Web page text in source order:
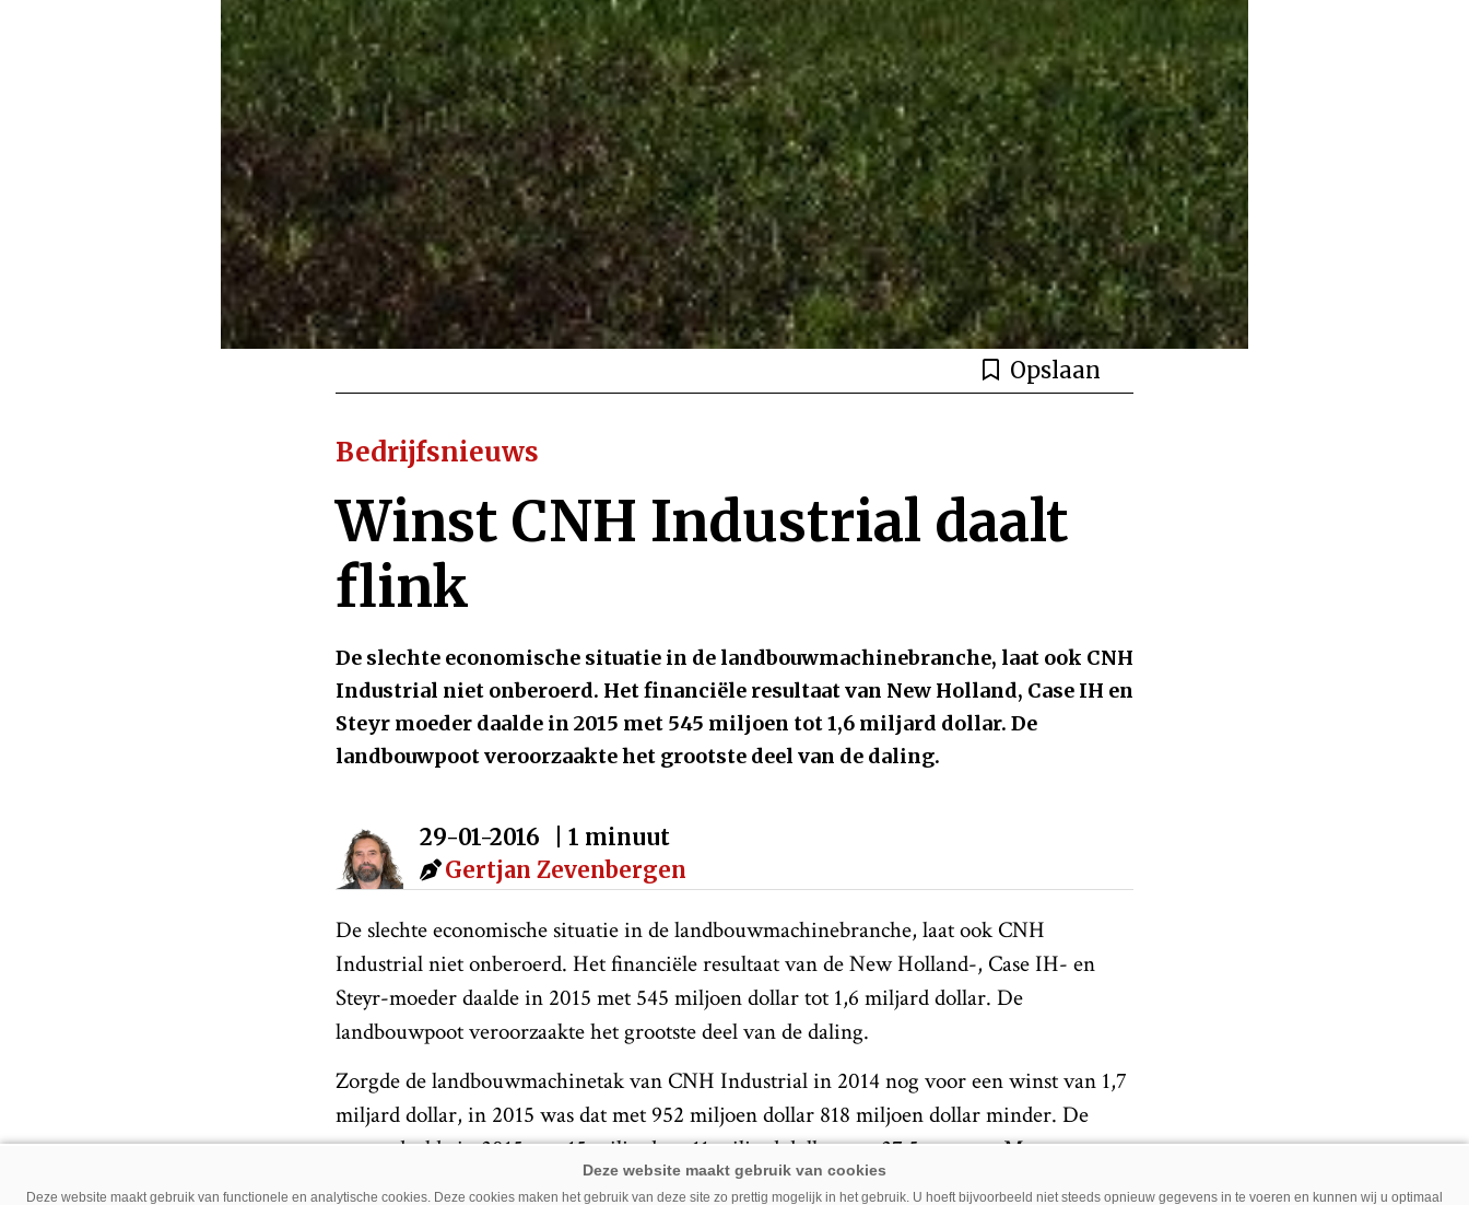
Opslaan
Bedrijfsnieuws
Winst CNH Industrial daalt
flink
De slechte economische situatie in de landbouwmachinebranche, laat ook CNH
Industrial niet onberoerd. Het financiële resultaat van New Holland, Case IH en
Steyr moeder daalde in 2015 met 545 miljoen tot 1,6 miljard dollar. De
landbouwpoot veroorzaakte het grootste deel van de daling.
29-01-2016
| 1 minuut
Gertjan Zevenbergen
De slechte economische situatie in de landbouwmachinebranche, laat ook CNH
Industrial niet onberoerd. Het financiële resultaat van de New Holland-, Case IH- en
Steyr-moeder daalde in 2015 met 545 miljoen dollar tot 1,6 miljard dollar. De
landbouwpoot veroorzaakte het grootste deel van de daling.
Zorgde de landbouwmachinetak van CNH Industrial in 2014 nog voor een winst van 1,7
miljard dollar, in 2015 was dat met 952 miljoen dollar 818 miljoen dollar minder. De
omzet daalde in 2015 van 15 miljard tot 11 miljard dollar met 27,5 procent. Met name
doordat minder trekkers en maaidorsers verkocht. Het lukte CNH Industrial wel om het
Deze website maakt gebruik van functionele en analytische cookies. Deze cookies maken het gebruik van deze site zo prettig mogelijk in het gebruik. U hoeft bijvoorbeeld niet steeds opnieuw gegevens in te voeren en kunnen wij u optimaal